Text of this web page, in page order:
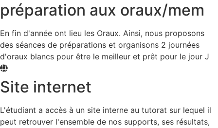
préparation aux oraux/mem
En fin d'année ont lieu les Oraux. Ainsi, nous proposons
des séances de préparations et organisons 2 journées
d'oraux blancs pour être le meilleur et prêt pour le jour J
Site internet
L'étudiant a accès à un site interne au tutorat sur lequel il
peut retrouver l'ensemble de nos supports, ses résultats,